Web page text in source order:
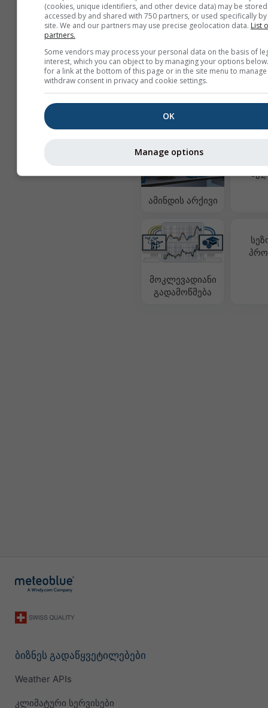
ქარის სიჩქარე [10 m]
ქარის სიჩქარე [100 m]
ქარის სიჩქარე [900
ქარის ძლიერი
ამინდის არქივი
მოკლევადიანი
გადამოწმება
ბიზნეს გადაწყვეტილებები
Weather APIs
კლიმატური სერვისები
(cookies, unique identifiers, and other device data) may be
accessed by and shared with 750 partners, or used specifically
site. We and our partners may use precise geolocation data. List
partners.
Some vendors may process your personal data on the basis of
interest, which you can object to by managing your options
for a link at the bottom of this page or in the site menu to
withdraw consent in privacy and cookie settings.
OK
Manage options